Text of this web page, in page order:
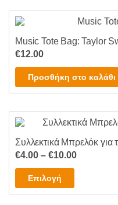
μπορούν
να
επιλεγούν
σελίδα
του
προϊόντος
Music Tote Bag: Taylor
€12.00
Προσθήκη στο καλάθι
Συλλεκτικά Μπρελόκ για
€4.00 – €10.00Price
through
Επιλογή
το